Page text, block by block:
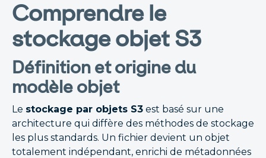
Comprendre le
stockage objet S3
Définition et origine du
modèle objet
Le stockage par objets S3 est basé sur une
architecture qui diffère des méthodes de stockage
les plus standards. Un fichier devient un objet
totalement indépendant, enrichi de métadonnées